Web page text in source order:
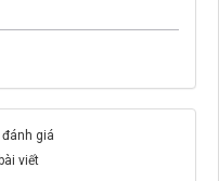
giá
viết